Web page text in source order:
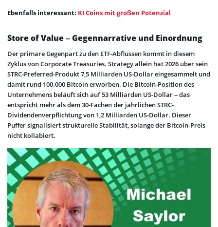
Ebenfalls interessant: KI Coins mit großen Potenzial
Store of Value – Gegennarrative und Einordnung
Der primäre Gegenpart zu den ETF-Abflüssen kommt in diesem
Zyklus von Corporate Treasuries. Strategy allein hat 2026 über sein
STRC-Preferred-Produkt 7,5 Milliarden US-Dollar eingesammelt und
damit rund 100.000 Bitcoin erworben. Die Bitcoin-Position des
Unternehmens beläuft sich auf 53 Milliarden US-Dollar – das
entspricht mehr als dem 30-Fachen der jährlichen STRC-
Dividendenverpflichtung von 1,2 Milliarden US-Dollar. Dieser
Puffer signalisiert strukturelle Stabilität, solange der Bitcoin-Preis
nicht kollabiert.